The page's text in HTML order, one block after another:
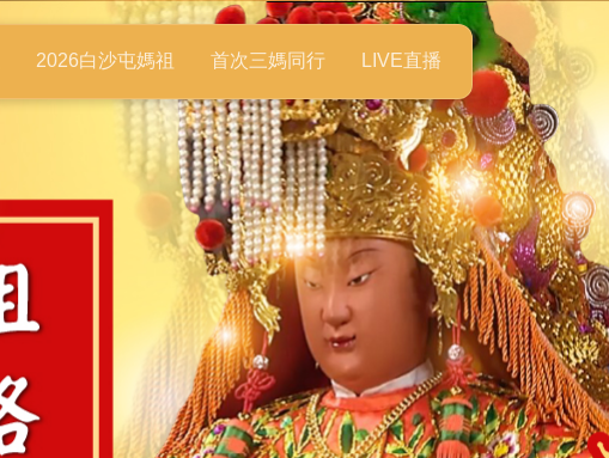
2026白沙屯媽祖 首次三媽同行 LIVE直播